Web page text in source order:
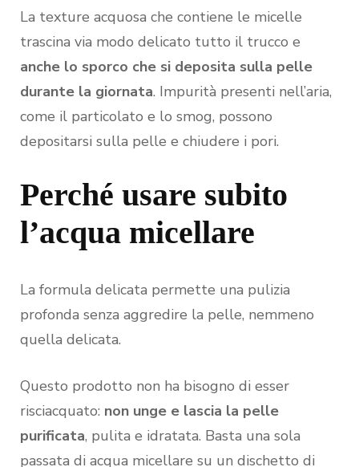
La texture acquosa che contiene le micelle
trascina via modo delicato tutto il trucco e
anche lo sporco che si deposita sulla pelle
durante la giornata. Impurità presenti nell’aria,
come il particolato e lo smog, possono
depositarsi sulla pelle e chiudere i pori.
Perché usare subito
l’acqua micellare
La formula delicata permette una pulizia
profonda senza aggredire la pelle, nemmeno
quella delicata.
Questo prodotto non ha bisogno di esser
risciacquato: non unge e lascia la pelle
purificata, pulita e idratata. Basta una sola
passata di acqua micellare su un dischetto di